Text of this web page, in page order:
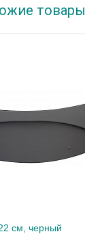
товары
см, черный